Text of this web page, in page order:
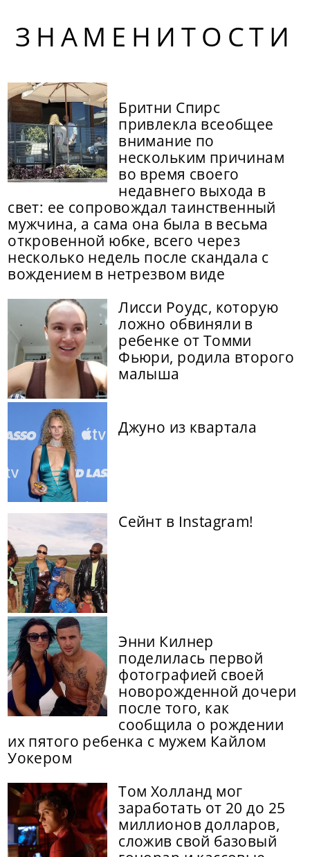
ЗНАМЕНИТОСТИ
Бритни Спирс
привлекла всеобщее
внимание по
нескольким причинам
во время своего
недавнего выхода в
свет: ее сопровождал таинственный
мужчина, а сама она была в весьма
откровенной юбке, всего через
несколько недель после скандала с
вождением в нетрезвом виде
Лисси Роудс, которую
ложно обвиняли в
ребенке от Томми
Фьюри, родила второго
малыша
Джуно из квартала
Сейнт в Instagram!
Энни Килнер
поделилась первой
фотографией своей
новорожденной дочери
после того, как
сообщила о рождении
их пятого ребенка с мужем Кайлом
Уокером
Том Холланд мог
заработать от 20 до 25
миллионов долларов,
сложив свой базовый